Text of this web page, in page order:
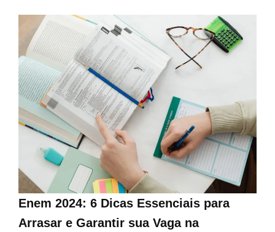
Enem 2024: 6 Dicas Essenciais para
Arrasar e Garantir sua Vaga na